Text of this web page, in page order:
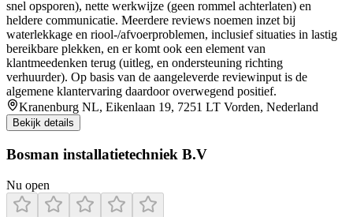
snel opsporen), nette werkwijze (geen rommel achterlaten) en
heldere communicatie. Meerdere reviews noemen inzet bij
waterlekkage en riool-/afvoerproblemen, inclusief situaties in lastig
bereikbare plekken, en er komt ook een element van
klantmeedenken terug (uitleg, en ondersteuning richting
verhuurder). Op basis van de aangeleverde reviewinput is de
algemene klantervaring daardoor overwegend positief.
Kranenburg NL, Eikenlaan 19, 7251 LT Vorden, Nederland
Bekijk details
Bosman installatietechniek B.V
Nu open